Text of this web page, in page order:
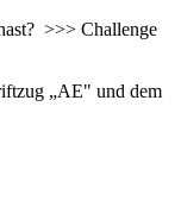
>>> Challenge